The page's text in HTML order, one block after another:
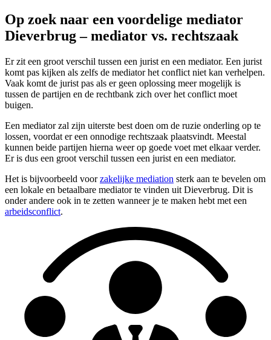
Op zoek naar een voordelige mediator
Dieverbrug – mediator vs. rechtszaak
Er zit een groot verschil tussen een jurist en een mediator. Een jurist
komt pas kijken als zelfs de mediator het conflict niet kan verhelpen.
Vaak komt de jurist pas als er geen oplossing meer mogelijk is
tussen de partijen en de rechtbank zich over het conflict moet
buigen.
Een mediator zal zijn uiterste best doen om de ruzie onderling op te
lossen, voordat er een onnodige rechtszaak plaatsvindt. Meestal
kunnen beide partijen hierna weer op goede voet met elkaar verder.
Er is dus een groot verschil tussen een jurist en een mediator.
Het is bijvoorbeeld voorzakelijke mediation sterk aan te bevelen om
een lokale en betaalbare mediator te vinden uit Dieverbrug. Dit is
onder andere ook in te zetten wanneer je te maken hebt met een
arbeidsconflict.